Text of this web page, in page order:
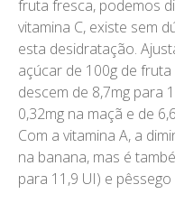
fruta fresca, podemos
vitamina C, existe sem
esta desidratação.
açúcar de 100g de
descem de 8,7mg para
0,32mg na maçã e de
Com a vitamina A, a
na banana, mas é
para 11,9 UI) e